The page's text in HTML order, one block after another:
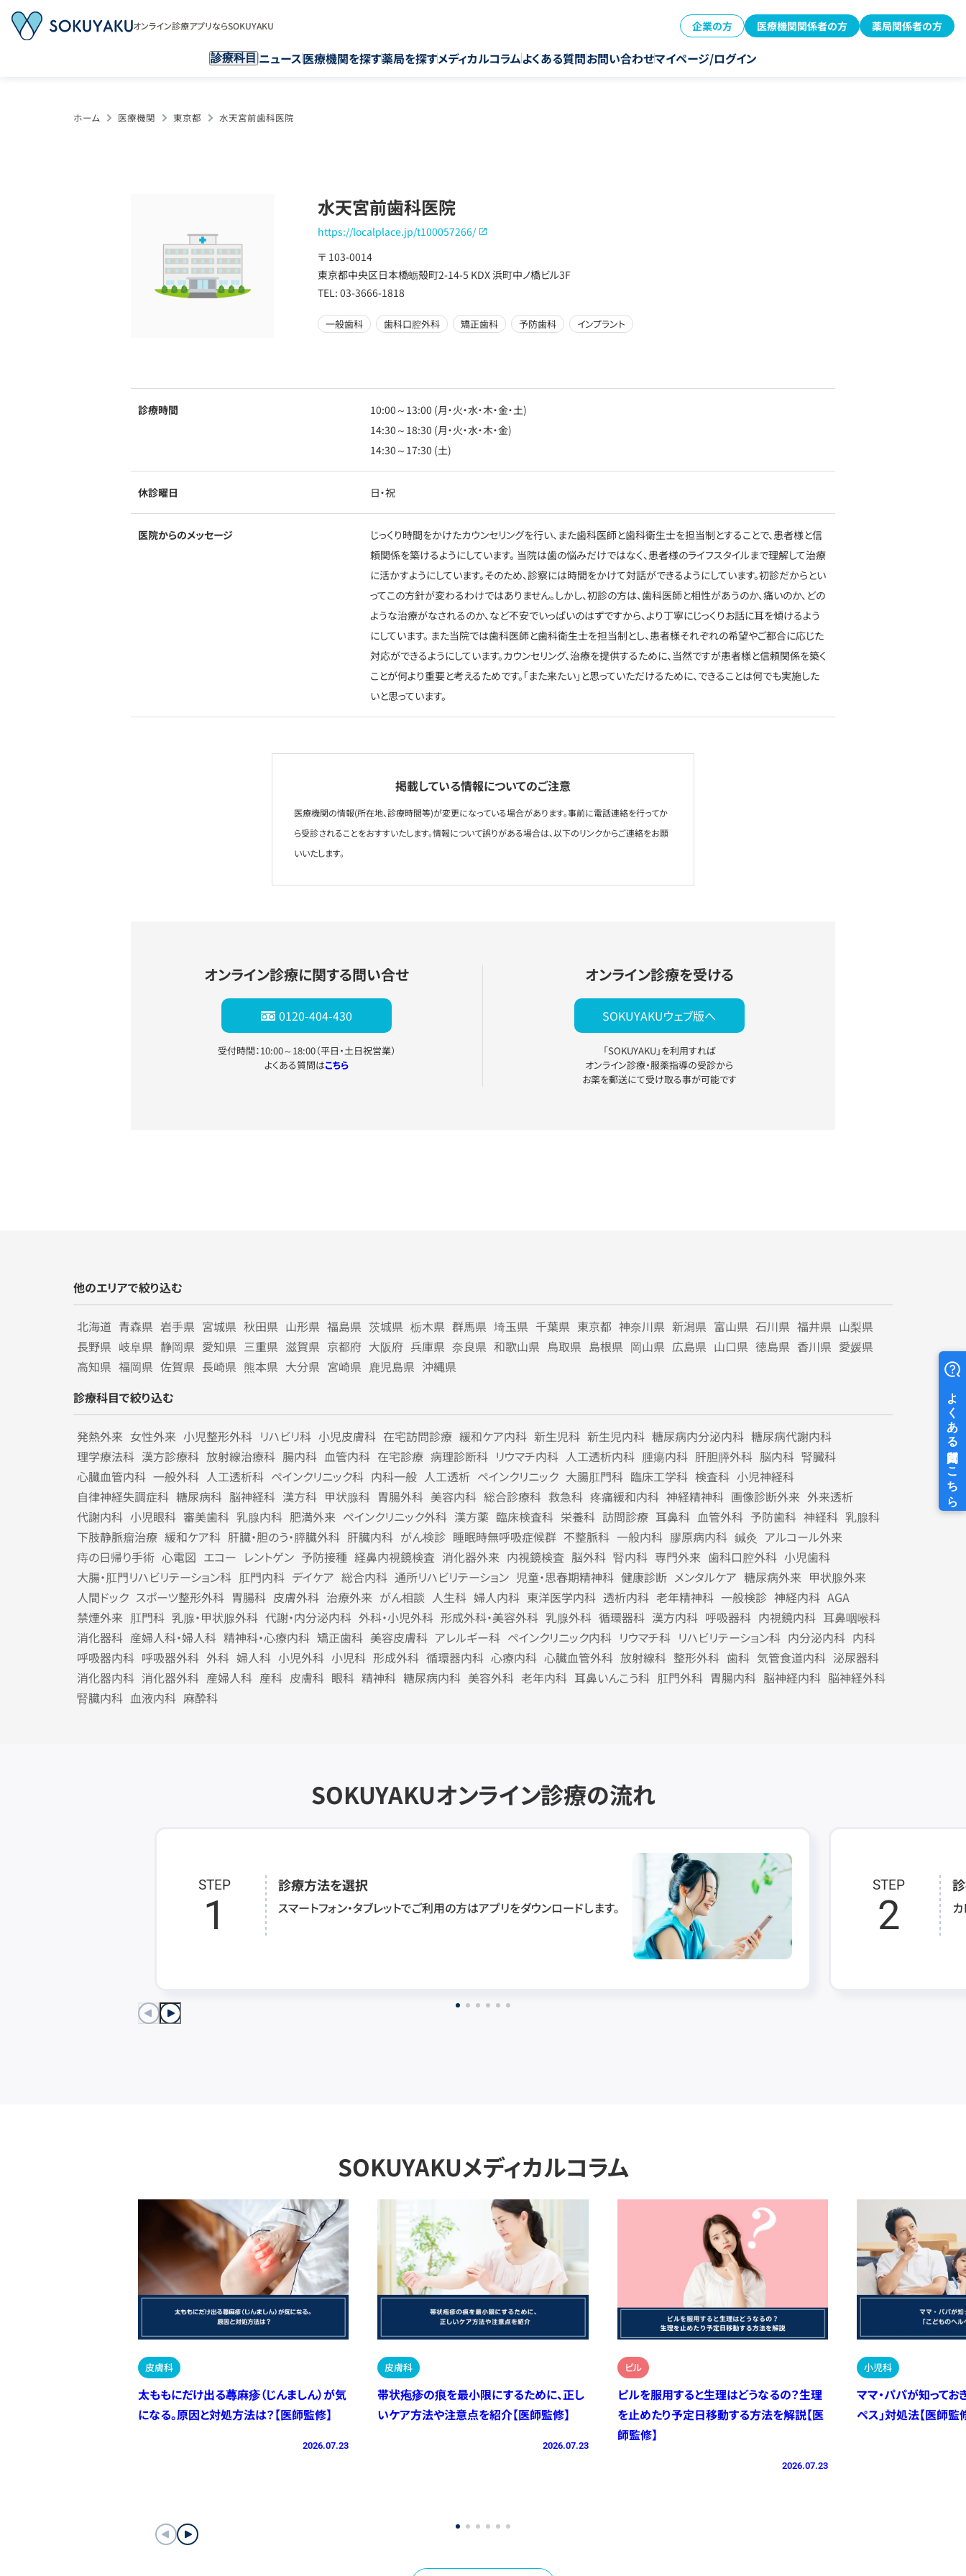
オンライン診療アプリならSOKUYAKU 企業の方 医療機関関係者の方 薬局関係者の方
診療科目 ニュース医療機関を探す薬局を探すメディカルコラムよくある質問お問い合わせマイページ/ログイン
ホーム 医療機関 東京都 水天宮前歯科医院
水天宮前歯科医院
https://localplace.jp/t100057266/
〒 103-0014
東京都中央区日本橋蛎殻町2-14-5 KDX 浜町中ノ橋ビル3F
TEL: 03-3666-1818
一般歯科 歯科口腔外科 矯正歯科 予防歯科 インプラント
診療時間
10:00～13:00 (月・火・水・木・金・土)
14:30～18:30 (月・火・水・木・金)
14:30～17:30 (土)
休診曜日 日・祝
医院からのメッセージ
じっくり時間をかけたカウンセリングを行い、また歯科医師と歯科衛生士を担当制とすることで、患者様と信
頼関係を築けるようにしています。 当院は歯の悩みだけではなく、患者様のライフスタイルまで理解して治療
に活かすようにしています。そのため、診察には時間をかけて対話ができるようにしています。初診だからとい
ってこの方針が変わるわけではありません。しかし、初診の方は、歯科医師と相性があうのか、痛いのか、どの
ような治療がなされるのか、など不安でいっぱいのはずですから、より丁寧にじっくりお話に耳を傾けるよう
にしています。 また当院では歯科医師と歯科衛生士を担当制とし、患者様それぞれの希望やご都合に応じた
対応ができるようにしています。カウンセリング、治療を提供するために、当然ですが患者様と信頼関係を築く
ことが何より重要と考えるためです。「また来たい」と思っていただけるために、できることは何でも実施した
いと思っています。
掲載している情報についてのご注意
医療機関の情報(所在地、診療時間等)が変更になっている場合があります。事前に電話連絡を行ってか
ら受診されることをおすすいたします。情報について誤りがある場合は、以下のリンクからご連絡をお願
いいたします。
オンライン診療に関する問い合せ
0120-404-430
受付時間：10:00～18:00（平日・土日祝営業）
よくある質問はこちら
オンライン診療を受ける
SOKUYAKUウェブ版へ
「SOKUYAKU」を利用すれば
オンライン診療・服薬指導の受診から
お薬を郵送にて受け取る事が可能です
他のエリアで絞り込む
北海道 青森県 岩手県 宮城県 秋田県 山形県 福島県 茨城県 栃木県 群馬県 埼玉県 千葉県 東京都 神奈川県 新潟県 富山県 石川県 福井県 山梨県
長野県 岐阜県 静岡県 愛知県 三重県 滋賀県 京都府 大阪府 兵庫県 奈良県 和歌山県 鳥取県 島根県 岡山県 広島県 山口県 徳島県 香川県 愛媛県
高知県 福岡県 佐賀県 長崎県 熊本県 大分県 宮崎県 鹿児島県 沖縄県
診療科目で絞り込む
発熱外来 女性外来 小児整形外科 リハビリ科 小児皮膚科 在宅訪問診療 緩和ケア内科 新生児科 新生児内科 糖尿病内分泌内科 糖尿病代謝内科
理学療法科 漢方診療科 放射線治療科 腸内科 血管内科 在宅診療 病理診断科 リウマチ内科 人工透析内科 腫瘍内科 肝胆膵外科 脳内科 腎臓科
心臓血管内科 一般外科 人工透析科 ペインクリニック科 内科一般 人工透析 ペインクリニック 大腸肛門科 臨床工学科 検査科 小児神経科
自律神経失調症科 糖尿病科 脳神経科 漢方科 甲状腺科 胃腸外科 美容内科 総合診療科 救急科 疼痛緩和内科 神経精神科 画像診断外来 外来透析
代謝内科 小児眼科 審美歯科 乳腺内科 肥満外来 ペインクリニック外科 漢方薬 臨床検査科 栄養科 訪問診療 耳鼻科 血管外科 予防歯科 神経科 乳腺科
下肢静脈瘤治療 緩和ケア科 肝臓・胆のう・膵臓外科 肝臓内科 がん検診 睡眠時無呼吸症候群 不整脈科 一般内科 膠原病内科 鍼灸 アルコール外来
痔の日帰り手術 心電図 エコー レントゲン 予防接種 経鼻内視鏡検査 消化器外来 内視鏡検査 脳外科 腎内科 専門外来 歯科口腔外科 小児歯科
大腸・肛門リハビリテーション科 肛門内科 デイケア 総合内科 通所リハビリテーション 児童・思春期精神科 健康診断 メンタルケア 糖尿病外来 甲状腺外来
人間ドック スポーツ整形外科 胃腸科 皮膚外科 治療外来 がん相談 人生科 婦人内科 東洋医学内科 透析内科 老年精神科 一般検診 神経内科 AGA
禁煙外来 肛門科 乳腺・甲状腺外科 代謝・内分泌内科 外科・小児外科 形成外科・美容外科 乳腺外科 循環器科 漢方内科 呼吸器科 内視鏡内科 耳鼻咽喉科
消化器科 産婦人科・婦人科 精神科・心療内科 矯正歯科 美容皮膚科 アレルギー科 ペインクリニック内科 リウマチ科 リハビリテーション科 内分泌内科 内科
呼吸器内科 呼吸器外科 外科 婦人科 小児外科 小児科 形成外科 循環器内科 心療内科 心臓血管外科 放射線科 整形外科 歯科 気管食道内科 泌尿器科
消化器内科 消化器外科 産婦人科 産科 皮膚科 眼科 精神科 糖尿病内科 美容外科 老年内科 耳鼻いんこう科 肛門外科 胃腸内科 脳神経内科 脳神経外科
腎臓内科 血液内科 麻酔科
SOKUYAKUオンライン診療の流れ
STEP
1
診療方法を選択
スマートフォン・タブレットでご利用の方はアプリをダウンロードします。
STEP
2
SOKUYAKUメディカルコラム
皮膚科
太ももにだけ出る蕁麻疹（じんましん）が気
になる。原因と対処方法は？【医師監修】
2026.07.23
皮膚科
帯状疱疹の痕を最小限にするために、正し
いケア方法や注意点を紹介【医師監修】
2026.07.23
ピル
ピルを服用すると生理はどうなるの？生理
を止めたり予定日移動する方法を解説【医
師監修】
2026.07.23
小児科
ママ・パパが知ってお
ペス」対処法【医師監